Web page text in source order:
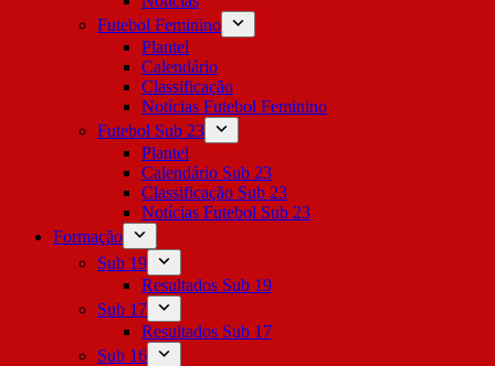
Futebol Feminino
Plantel
Calendário
Classificação
Notícias Futebol Feminino
Futebol Sub 23
Plantel
Calendário Sub 23
Classificação Sub 23
Notícias Futebol Sub 23
Formação
Sub 19
Resultados Sub 19
Sub 17
Resultados Sub 17
Sub 16